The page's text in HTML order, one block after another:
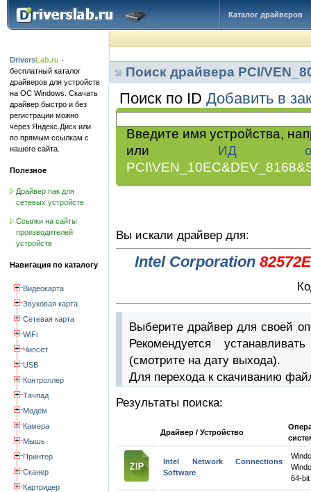
Каталог драйверов
DriversLab.ru -
бесплатный каталог
драйверов для устройств
на ОС Windows. Скачать
драйвер быстро и без
регистрации можно
через Яндекс.Диск или
по прямым ссылкам с
нашего сайта.
Полезное
Драйвер пак для
сетевых устройств
Ссылки на сайты
производителей
устройств
Навигация по каталогу
Видеокарта
Звуковая карта
Сетевая карта
WiFi
Чипсет
USB
Контроллер
Тачпад
Модем
Камера
Мышь
Принтер
Сканер
Картридер
Поиск драйвера PCI/
Поиск по ID Добавить в
Введите имя устройства,
или ИД
Вы искали драйвер для:
Intel Corporation
Выберите драйвер для своей
Рекомендуется
(смотрите на дату выхода).
Для перехода к скачиванию
Результаты поиска:
Драйвер / Устройство
Intel Network Connections
Software
64-